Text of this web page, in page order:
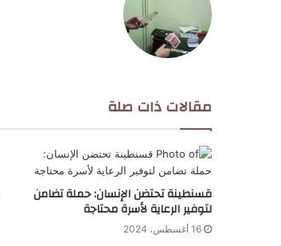
مقالات ذات صلة
قسنطينة تحتضن الإنسان: حملة تضامن
لتوفير الرعاية لأسرة محتاجة
16 أغسطس، 2024